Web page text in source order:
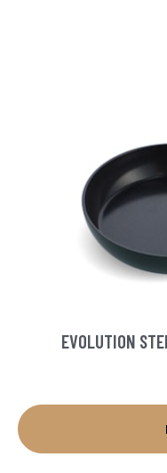
EVOLUTION